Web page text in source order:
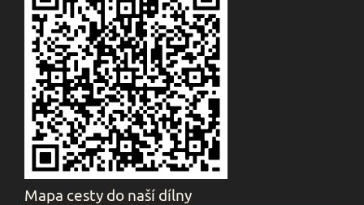
Mapa cesty do naší dílny